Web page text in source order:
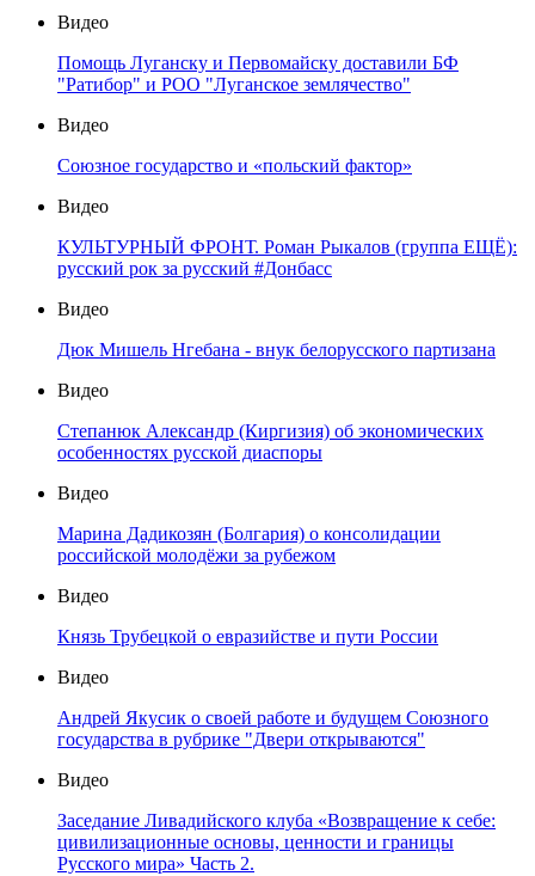
Видео
Помощь Луганску и Первомайску доставили БФ
"Ратибор" и РОО "Луганское землячество"
Видео
Союзное государство и «польский фактор»
Видео
КУЛЬТУРНЫЙ ФРОНТ. Роман Рыкалов (группа ЕЩЁ):
русский рок за русский #Донбасс
Видео
Дюк Мишель Нгебана - внук белорусского партизана
Видео
Степанюк Александр (Киргизия) об экономических
особенностях русской диаспоры
Видео
Марина Дадикозян (Болгария) о консолидации
российской молодёжи за рубежом
Видео
Князь Трубецкой о евразийстве и пути России
Видео
Андрей Якусик о своей работе и будущем Союзного
государства в рубрике "Двери открываются"
Видео
Заседание Ливадийского клуба «Возвращение к себе:
цивилизационные основы, ценности и границы
Русского мира» Часть 2.